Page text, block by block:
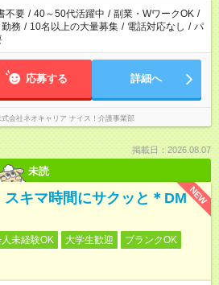
不要 / 40～50代活躍中 / 副業・WワークOK /
務 / 10名以上の大量募集 / 電話対応なし / パ
応募する 詳細へ
式会社ネオキャリア ナイス！介護事業部
掲載日：2026.08.07
未読
NEW
スキマ時間にサクッと＊DM
未経験OK 大学生歓迎
ブランクOK